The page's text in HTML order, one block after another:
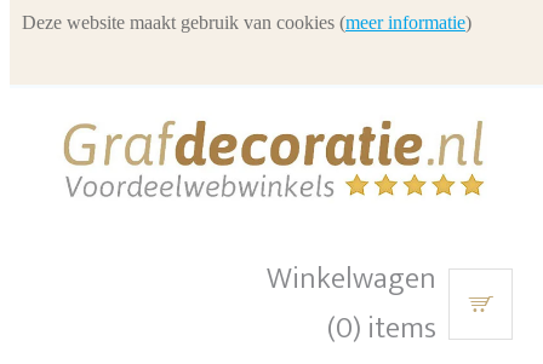
Winkelwagen
(0) items
Deze website maakt gebruik van cookies (meer informatie)